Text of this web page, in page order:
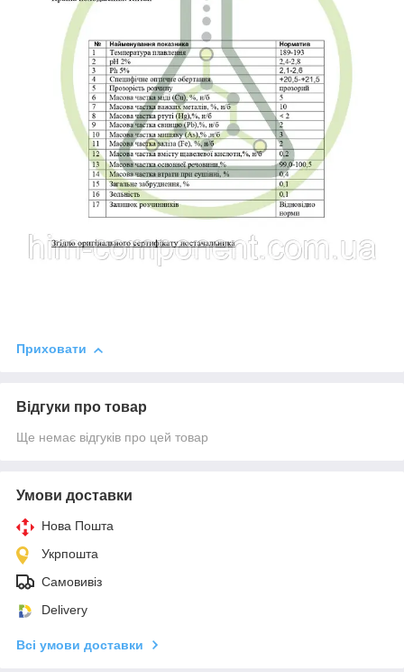
Приховати
Відгуки про товар
Ще немає відгуків про цей товар
Умови доставки
Нова Пошта
Укрпошта
Самовивіз
Delivery
Всі умови доставки